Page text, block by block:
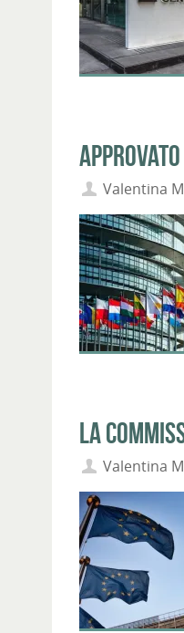
Valentina
La
Valentina